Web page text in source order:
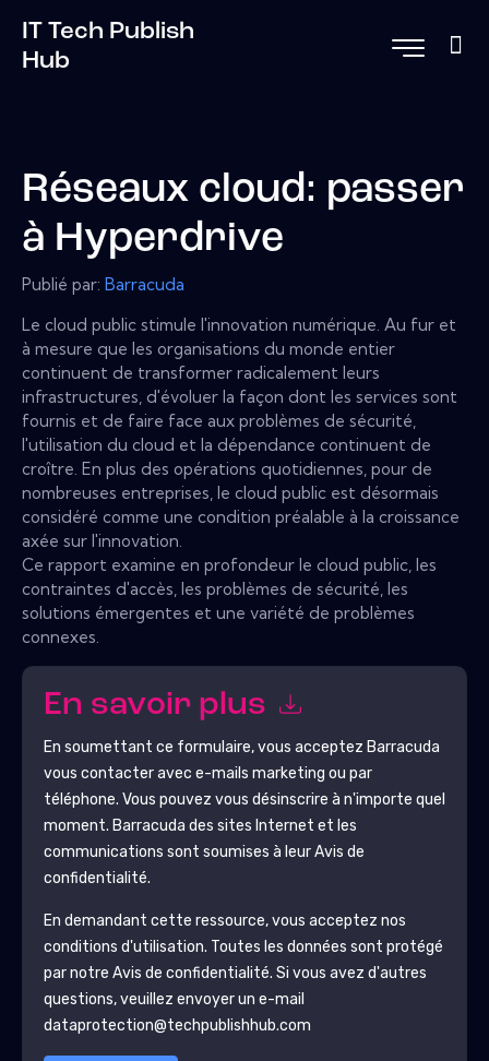
IT Tech Publish
Hub
Réseaux cloud: passer
à Hyperdrive
Publié par: Barracuda
Le cloud public stimule l'innovation numérique. Au fur et
à mesure que les organisations du monde entier
continuent de transformer radicalement leurs
infrastructures, d'évoluer la façon dont les services sont
fournis et de faire face aux problèmes de sécurité,
l'utilisation du cloud et la dépendance continuent de
croître. En plus des opérations quotidiennes, pour de
nombreuses entreprises, le cloud public est désormais
considéré comme une condition préalable à la croissance
axée sur l'innovation.
Ce rapport examine en profondeur le cloud public, les
contraintes d'accès, les problèmes de sécurité, les
solutions émergentes et une variété de problèmes
connexes.
En savoir plus
En soumettant ce formulaire, vous acceptez Barracuda
vous contacter avec e-mails marketing ou par
téléphone. Vous pouvez vous désinscrire à n'importe quel
moment. Barracuda des sites Internet et les
communications sont soumises à leur Avis de
confidentialité.
En demandant cette ressource, vous acceptez nos
conditions d'utilisation. Toutes les données sont protégé
par notre Avis de confidentialité. Si vous avez d'autres
questions, veuillez envoyer un e-mail
dataprotection@techpublishhub.com